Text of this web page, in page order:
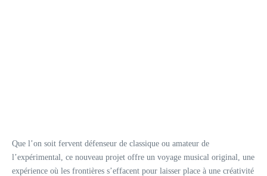
Que l’on soit fervent défenseur de classique ou amateur de
l’expérimental, ce nouveau projet offre un voyage musical original, une
expérience où les frontières s’effacent pour laisser place à une créativité